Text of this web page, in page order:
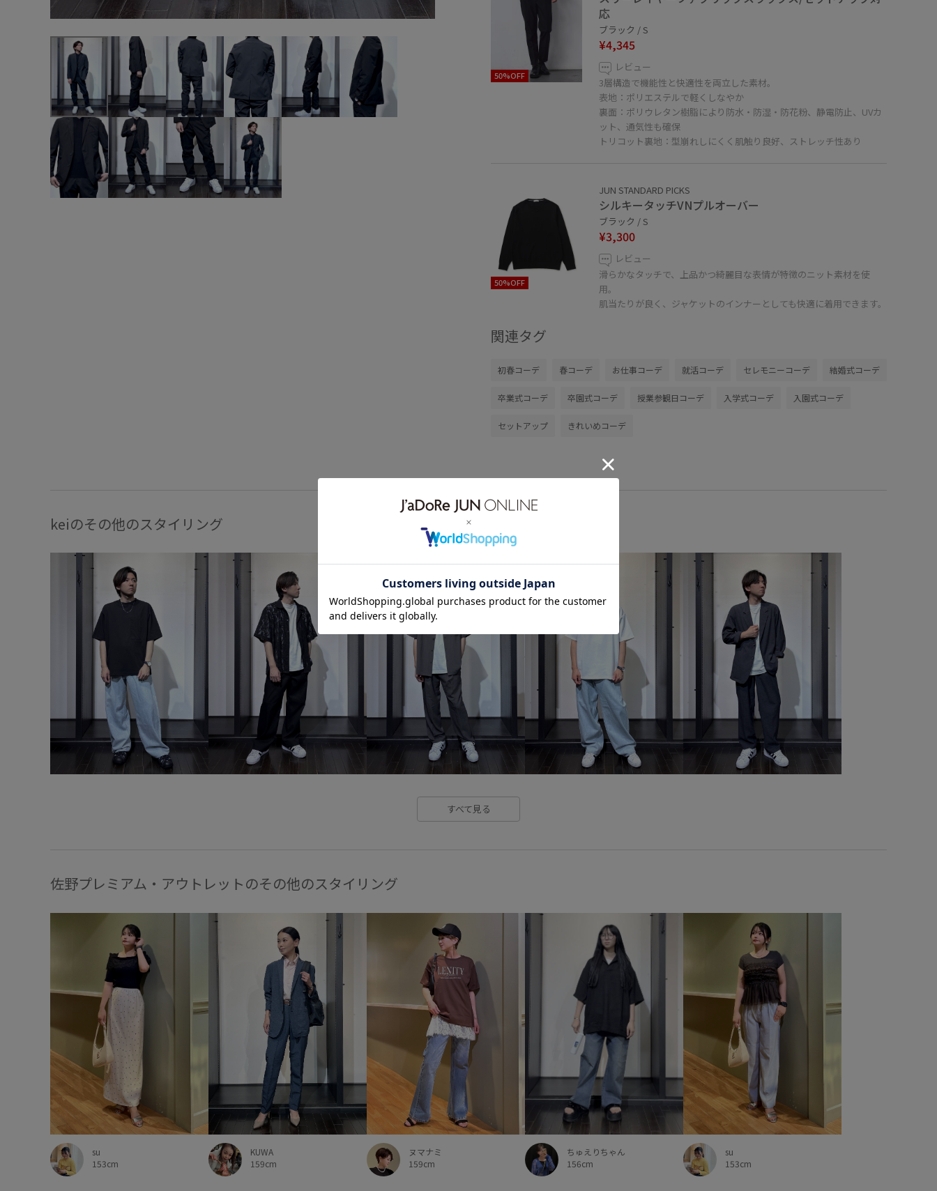
50%OFF
応
ブラック / S
¥4,345
レビュー
3層構造で機能性と快適性を両立した素材。
表地：ポリエステルで軽くしなやか
裏面：ポリウレタン樹脂により防水・防湿・防花粉、静電防止、UVカ
ット、通気性も確保
トリコット裏地：型崩れしにくく肌触り良好、ストレッチ性あり
50%OFF
JUN STANDARD PICKS
シルキータッチVNプルオーバー
ブラック / S
¥3,300
レビュー
滑らかなタッチで、上品かつ綺麗目な表情が特徴のニット素材を使
用。
肌当たりが良く、ジャケットのインナーとしても快適に着用できます。
関連タグ
初春コーデ 春コーデ お仕事コーデ 就活コーデ セレモニーコーデ 結婚式コーデ
卒業式コーデ 卒園式コーデ 授業参観日コーデ 入学式コーデ 入園式コーデ
セットアップ きれいめコーデ
keiのその他のスタイリング
すべて見る
佐野プレミアム・アウトレットのその他のスタイリング
su
153cm
KUWA
159cm
ヌマナミ
159cm
ちゅえりちゃん
156cm
su
153cm